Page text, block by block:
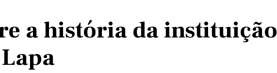
a história da instituição